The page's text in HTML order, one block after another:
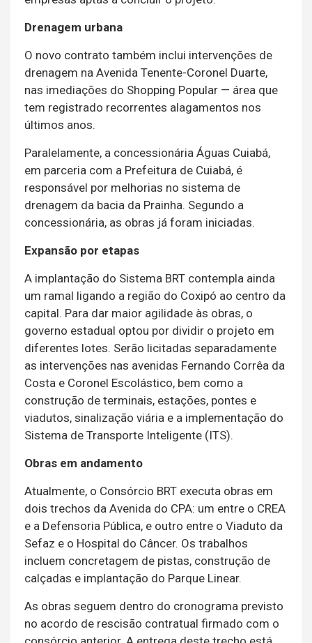
Drenagem urbana
O novo contrato também inclui intervenções de
drenagem na Avenida Tenente-Coronel Duarte,
nas imediações do Shopping Popular — área que
tem registrado recorrentes alagamentos nos
últimos anos.
Paralelamente, a concessionária Águas Cuiabá,
em parceria com a Prefeitura de Cuiabá, é
responsável por melhorias no sistema de
drenagem da bacia da Prainha. Segundo a
concessionária, as obras já foram iniciadas.
Expansão por etapas
A implantação do Sistema BRT contempla ainda
um ramal ligando a região do Coxipó ao centro da
capital. Para dar maior agilidade às obras, o
governo estadual optou por dividir o projeto em
diferentes lotes. Serão licitadas separadamente
as intervenções nas avenidas Fernando Corrêa da
Costa e Coronel Escolástico, bem como a
construção de terminais, estações, pontes e
viadutos, sinalização viária e a implementação do
Sistema de Transporte Inteligente (ITS).
Obras em andamento
Atualmente, o Consórcio BRT executa obras em
dois trechos da Avenida do CPA: um entre o CREA
e a Defensoria Pública, e outro entre o Viaduto da
Sefaz e o Hospital do Câncer. Os trabalhos
incluem concretagem de pistas, construção de
calçadas e implantação do Parque Linear.
As obras seguem dentro do cronograma previsto
no acordo de rescisão contratual firmado com o